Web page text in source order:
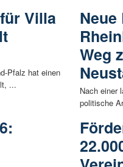
Villa
Pfalz hat einen
...
Weg
Nach einer
politische